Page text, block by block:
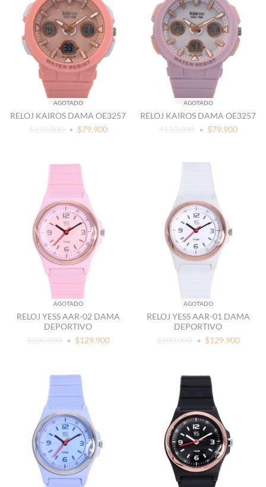
AGOTADO
RELOJ KAIROS DAMA OE3257
$110.000
$79.900
AGOTADO
RELOJ KAIROS DAMA OE3257
$110.000
$79.900
AGOTADO
RELOJ YESS AAR-02 DAMA
DEPORTIVO
$200.000
$129.900
AGOTADO
RELOJ YESS AAR-01 DAMA
DEPORTIVO
$200.000
$129.900